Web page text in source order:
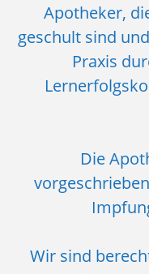
Apotheker,
geschult sind
Praxis
Die
Wir sind